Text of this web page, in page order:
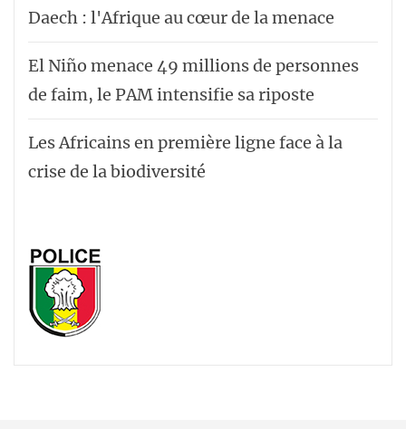
Daech : l'Afrique au cœur de la menace
El Niño menace 49 millions de personnes
de faim, le PAM intensifie sa riposte
Les Africains en première ligne face à la
crise de la biodiversité